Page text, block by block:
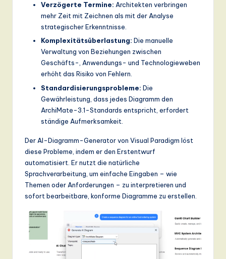
Verzögerte Termine: Architekten verbringen
mehr Zeit mit Zeichnen als mit der Analyse
strategischer Erkenntnisse.
Komplexitätsüberlastung: Die manuelle
Verwaltung von Beziehungen zwischen
Geschäfts-, Anwendungs- und Technologieweben
erhöht das Risiko von Fehlern.
Standardisierungsprobleme: Die
Gewährleistung, dass jedes Diagramm den
ArchiMate-3.1-Standards entspricht, erfordert
ständige Aufmerksamkeit.
Der AI-Diagramm-Generator von Visual Paradigm löst
diese Probleme, indem er den Erstentwurf
automatisiert. Er nutzt die natürliche
Sprachverarbeitung, um einfache Eingaben – wie
Themen oder Anforderungen – zu interpretieren und
sofort bearbeitbare, konforme Diagramme zu erstellen.